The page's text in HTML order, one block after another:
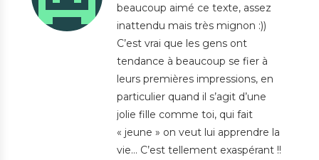
beaucoup aimé ce texte, assez
inattendu mais très mignon :))
C’est vrai que les gens ont
tendance à beaucoup se fier à
leurs premières impressions, en
particulier quand il s’agit d’une
jolie fille comme toi, qui fait
« jeune » on veut lui apprendre la
vie… C’est tellement exaspérant !!